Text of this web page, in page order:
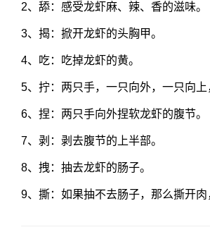
2、舔：感受龙虾麻、辣、香的滋味。
3、揭：掀开龙虾的头胸甲。
4、吃：吃掉龙虾的黄。
5、拧：两只手，一只向外，一只向上
6、捏：两只手向外捏软龙虾的腹节。
7、剥：剥去腹节的上半部。
8、拽：抽去龙虾的肠子。
9、撕：如果抽不去肠子，那么撕开